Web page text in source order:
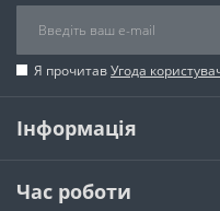
Я прочитавУгода
Інформація
Час роботи